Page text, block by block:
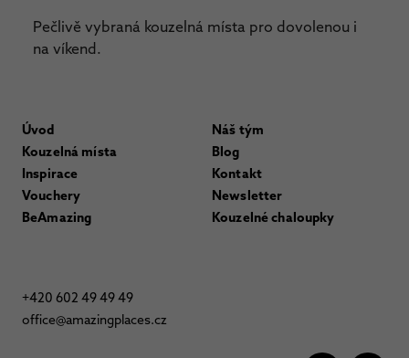
Pečlivě vybraná kouzelná místa pro dovolenou i
na víkend.
Úvod
Kouzelná místa
Inspirace
Vouchery
BeAmazing
Náš tým
Blog
Kontakt
Newsletter
Kouzelné chaloupky
+420 602 49 49 49
office@amazingplaces.cz